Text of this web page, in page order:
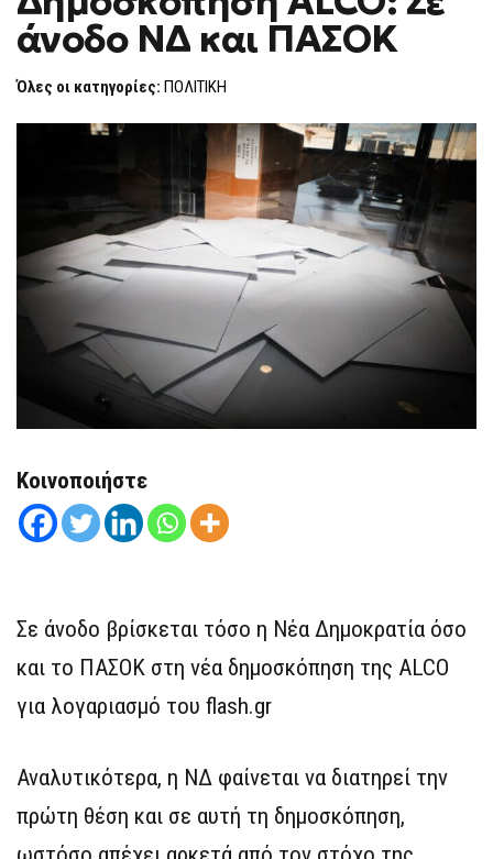
ALCO:
ΆΝΟΔΟ
ΝΔ
άνοδο ΝΔ και ΠΑΣΟΚ
Όλες οι κατηγορίες: ΠΟΛΙΤΙΚΗ
Κοινοποιήστε
Σε άνοδο βρίσκεται τόσο η Νέα Δημοκρατία όσο
και το ΠΑΣΟΚ στη νέα δημοσκόπηση της ALCO
για λογαριασμό του flash.gr
Αναλυτικότερα, η ΝΔ φαίνεται να διατηρεί την
πρώτη θέση και σε αυτή τη δημοσκόπηση,